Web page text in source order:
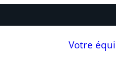
Votre